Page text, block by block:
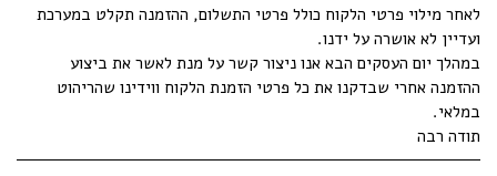
לאחר מילוי פרטי הלקוח כולל פרטי התשלום, ההזמנה תקלט במערכת
ועדיין לא אושרה על ידנו.
במהלך יום העסקים הבא אנו ניצור קשר על מנת לאשר את ביצוע
ההזמנה אחרי שבדקנו את כל פרטי הזמנת הלקוח ווידינו שהריהוט
במלאי.
תודה רבה